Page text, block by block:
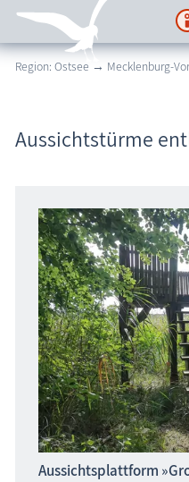
Unterkünfte
Karten
Freizeit
Wissenswertes
Veranstaltungen
Blog
Region: Ostsee → Mecklenburg-
Aussichtstürme
Aussichtsplattform